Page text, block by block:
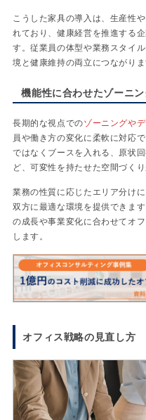
こうした家具の導入は、生産性
れており、健康経営を推進する
す。従業員の体型や業務スタイ
境と健康維持の両立につながりま
機能性に合わせたゾーニ
長期的な視点でのゾーニングや
員や働き方の変化に柔軟に対応
ではなくブースを入れる、原状
ど、可変性を持たせた空間づくり
業務の性質に応じたエリア分け
双方に最適な環境を提供できます
の成長や事業変化に合わせてオ
します。
オフィス戦略の見直し方